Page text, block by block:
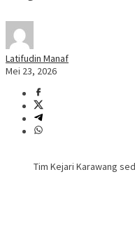
Latifudin Manaf
Mei 23, 2026
Tim Kejari Karawang